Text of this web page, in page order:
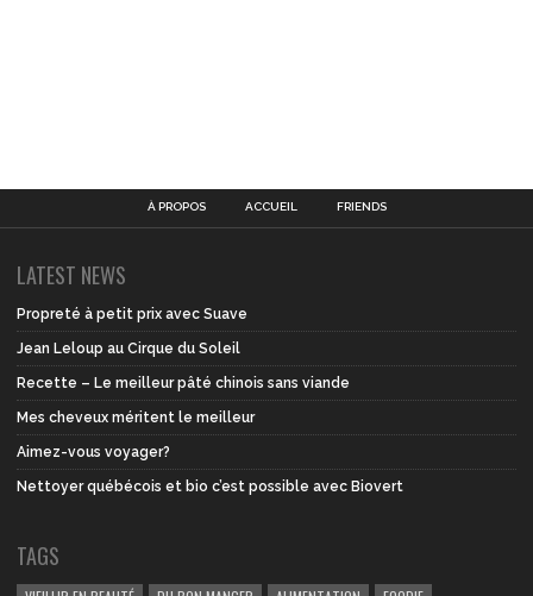
À PROPOS ACCUEIL FRIENDS
LATEST NEWS
Propreté à petit prix avec Suave
Jean Leloup au Cirque du Soleil
Recette – Le meilleur pâté chinois sans viande
Mes cheveux méritent le meilleur
Aimez-vous voyager?
Nettoyer québécois et bio c’est possible avec Biovert
TAGS